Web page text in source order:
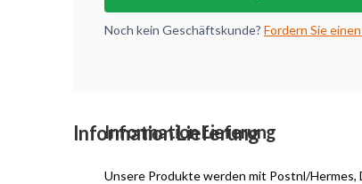
Noch kein Geschäftskunde? Fordern Sie
Information Lieferung
Information Lieferung
Unsere Produkte werden mit Postnl/Hermes,